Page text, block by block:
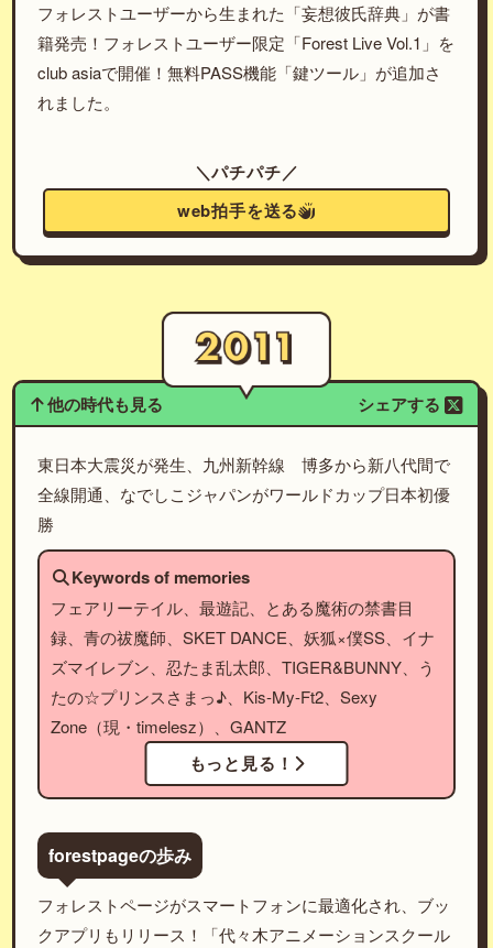
フォレストユーザーから生まれた「妄想彼氏辞典」が書
籍発売！フォレストユーザー限定「Forest Live Vol.1」を
club asiaで開催！無料PASS機能「鍵ツール」が追加さ
れました。
＼パチパチ／
web拍手を送る
他の時代も見る シェアする
東日本大震災が発生、九州新幹線 博多から新八代間で
全線開通、なでしこジャパンがワールドカップ日本初優
勝
Keywords of memories
フェアリーテイル、最遊記、とある魔術の禁書目
録、青の祓魔師、SKET DANCE、妖狐×僕SS、イナ
ズマイレブン、忍たま乱太郎、TIGER&BUNNY、う
たの☆プリンスさまっ♪、Kis-My-Ft2、Sexy
Zone（現・timelesz）、GANTZ
もっと見る！
forestpageの歩み
フォレストページがスマートフォンに最適化され、ブッ
クアプリもリリース！「代々木アニメーションスクール